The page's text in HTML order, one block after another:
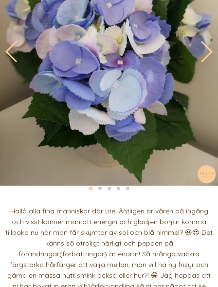
Hallå alla fina människor där ute! Äntligen är våren på ingång
och visst känner man att energin och glädjen börjar komma
tillbaka nu när man får skymtar av sol och blå himmel? 😃😍 Det
känns så otroligt härligt och peppen på
förändringar(förbättringar) är enorm! Så många vackra
färgstarka hårfärger att välja mellan, man vill ha ny frisyr och
gärna en massa nytt smink också eller hur?! 😁 Jag hoppas att